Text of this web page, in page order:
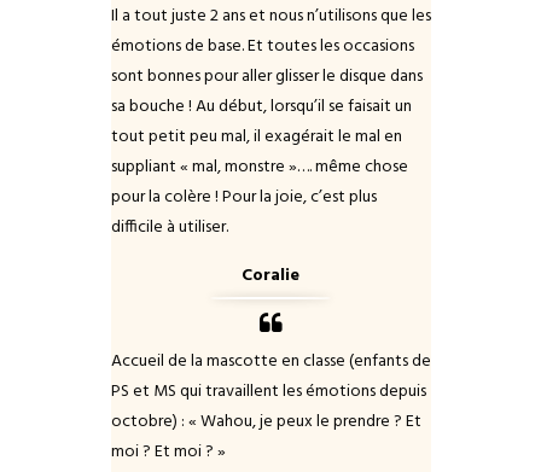
Il a tout juste 2 ans et nous n’utilisons que les
émotions de base. Et toutes les occasions
sont bonnes pour aller glisser le disque dans
sa bouche ! Au début, lorsqu’il se faisait un
tout petit peu mal, il exagérait le mal en
suppliant « mal, monstre »…. même chose
pour la colère ! Pour la joie, c’est plus
difficile à utiliser.
Coralie
Accueil de la mascotte en classe (enfants de
PS et MS qui travaillent les émotions depuis
octobre) : « Wahou, je peux le prendre ? Et
moi ? Et moi ? »